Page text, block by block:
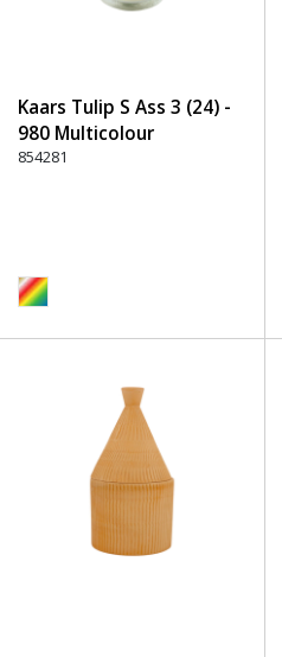
Kaars Tulip S Ass 3 (24) -
980 Multicolour
854281